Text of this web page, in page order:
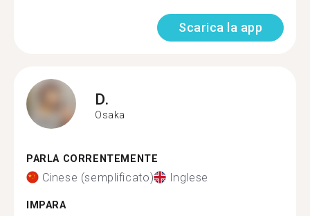
Scarica la app
D.
Osaka
PARLA CORRENTEMENTE
Cinese (semplificato) Inglese
IMPARA